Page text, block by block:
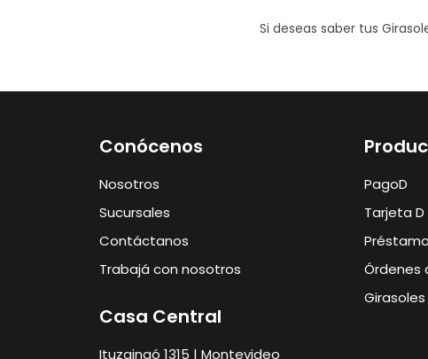
Si deseas saber tus
Conócenos
Nosotros
Sucursales
Contáctanos
Trabajá con nosotros
Casa Central
Ituzaingó 1315 | Montevideo
PagoD
Tarjeta D
Préstamo
Órdenes
Girasoles